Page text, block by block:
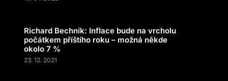
Richard Bechník: Inflace bude na vrcholu
počátkem příštího roku – možná někde
okolo 7 %
23. 12. 2021